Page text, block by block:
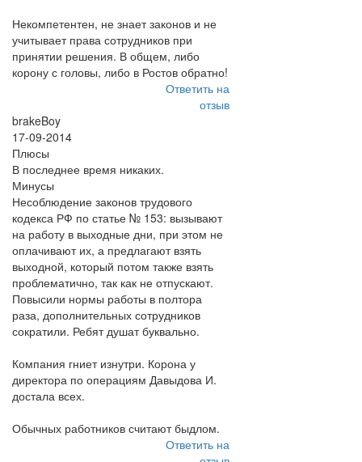
Некомпетентен, не знает законов и не
учитывает права сотрудников при
принятии решения. В общем, либо
корону с головы, либо в Ростов обратно!
Ответить на
отзыв
brakeBoy
17-09-2014
Плюсы
В последнее время никаких.
Минусы
Несоблюдение законов трудового
кодекса РФ по статье № 153: вызывают
на работу в выходные дни, при этом не
оплачивают их, а предлагают взять
выходной, который потом также взять
проблематично, так как не отпускают.
Повысили нормы работы в полтора
раза, дополнительных сотрудников
сократили. Ребят душат буквально.
Компания гниет изнутри. Корона у
директора по операциям Давыдова И.
достала всех.
Обычных работников считают быдлом.
Ответить на